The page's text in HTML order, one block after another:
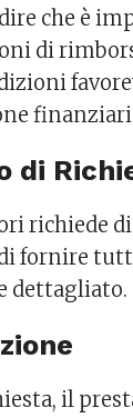
che è
di
di
richiede
fornire
dettagliato.
il